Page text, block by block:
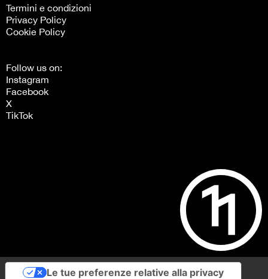
Termini e condizioni
Privacy Policy
Cookie Policy
Follow us on:
Instagram
Facebook
X
TikTok
Le tue preferenze relative alla privacy